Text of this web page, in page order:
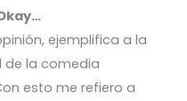
ejemplifica a la
la comedia
esto me refiero a